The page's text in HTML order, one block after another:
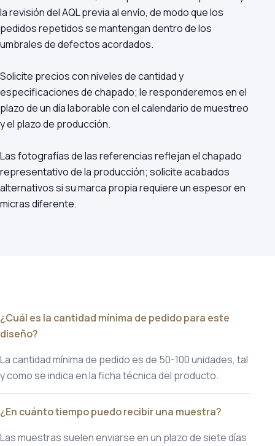
la revisión del AQL previa al envío, de modo que los
pedidos repetidos se mantengan dentro de los
umbrales de defectos acordados.
Solicite precios con niveles de cantidad y
especificaciones de chapado; le responderemos en el
plazo de un día laborable con el calendario de muestreo
y el plazo de producción.
Las fotografías de las referencias reflejan el chapado
representativo de la producción; solicite acabados
alternativos si su marca propia requiere un espesor en
micras diferente.
¿Cuál es la cantidad mínima de pedido para este
diseño?
La cantidad mínima de pedido es de 50-100 unidades, tal
y como se indica en la ficha técnica del producto.
¿En cuánto tiempo puedo recibir una muestra?
Las muestras suelen enviarse en un plazo de siete días